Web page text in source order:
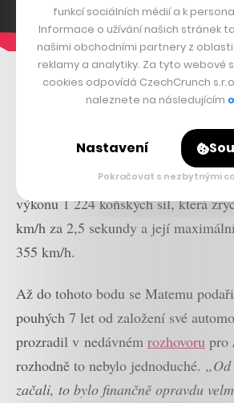
V roce 2015 už Mate zaměstnával
zaměstnanců a jeho automobilka
sebou měla první velké kolo
zapojili tři mezinárodní investoři. O
představena oficiální produkční verze
výkonu 1 224 koňských sil, která
km/h za 2,5 sekundy a její
355 km/h.
Až do tohoto bodu se Matemu
pouhých 7 let od založení své
prozradil v nedávném rozhovoru pro
rozhodně to nebylo jednoduché.
začali, to bylo finančně opravdu
funkcí sociálních médií a k
Informace o užívání našich stránek
našimi obchodními partnery z
reklamy a analytiky. Za tyto webové
cookies odpovídá CzechCrunch
naleznete na následujícím
Nastavení
Pokračovat s nezbytnými